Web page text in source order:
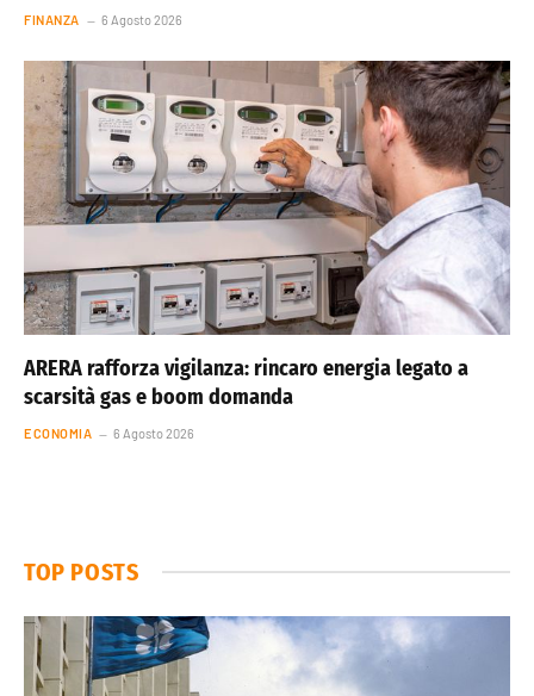
FINANZA 6 Agosto 2026
ARERA rafforza vigilanza: rincaro energia legato a
scarsità gas e boom domanda
ECONOMIA 6 Agosto 2026
TOP POSTS